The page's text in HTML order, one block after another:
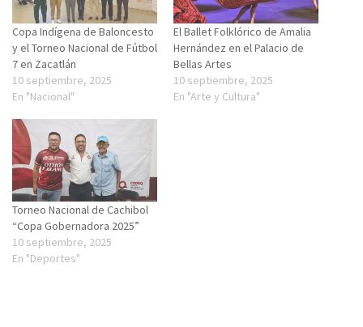
Copa Indígena de Baloncesto
y el Torneo Nacional de Fútbol
7 en Zacatlán
10 septiembre, 2025
En "Nacional"
El Ballet Folklórico de Amalia
Hernández en el Palacio de
Bellas Artes
10 septiembre, 2025
En "Arte y Cultura"
Torneo Nacional de Cachibol
“Copa Gobernadora 2025”
10 septiembre, 2025
En "Deportes"